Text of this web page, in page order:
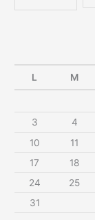
L M
3
4
10
11
17
18
24
25
31